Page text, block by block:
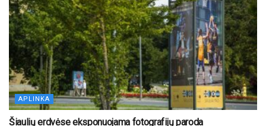
APLINKA
Šiaulių erdvėse eksponuojama fotografijų paroda